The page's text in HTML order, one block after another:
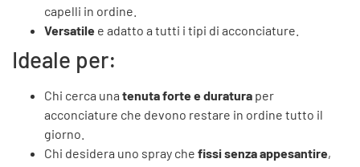
capelli in ordine.
Versatile e adatto a tutti i tipi di acconciature.
Ideale per:
Chi cerca una tenuta forte e duratura per
acconciature che devono restare in ordine tutto il
giorno.
Chi desidera uno spray che fissi senza appesantire,